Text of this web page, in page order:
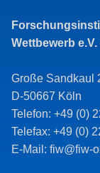
Wettbewerb e.V.
Große Sandkaul
D-50667 Köln
Telefon: +49 (0)
Telefax: +49 (0)
E-Mail: fiw@fiw-